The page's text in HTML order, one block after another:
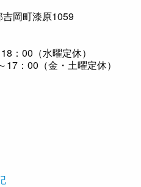
岡町漆原1059
：00（水曜定休）
：00（金・土曜定休）